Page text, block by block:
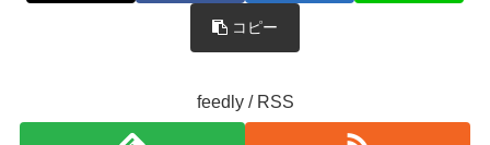
コピー
feedly / RSS